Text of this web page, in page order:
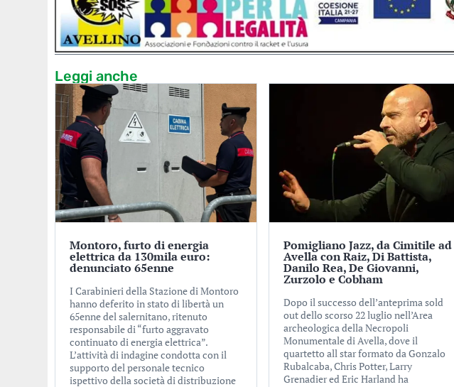
Leggi anche
Montoro, furto di energia
elettrica da 130mila euro:
denunciato 65enne
I Carabinieri della Stazione di Montoro
hanno deferito in stato di libertà un
65enne del salernitano, ritenuto
responsabile di “furto aggravato
continuato di energia elettrica”.
L’attività di indagine condotta con il
supporto del personale tecnico
ispettivo della società di distribuzione
Pomigliano Jazz, da Cimitile ad
Avella con Raiz, Di Battista,
Danilo Rea, De Giovanni,
Zurzolo e Cobham
Dopo il successo dell’anteprima sold
out dello scorso 22 luglio nell’Area
archeologica della Necropoli
Monumentale di Avella, dove il
quartetto all star formato da Gonzalo
Rubalcaba, Chris Potter, Larry
Grenadier ed Eric Harland ha